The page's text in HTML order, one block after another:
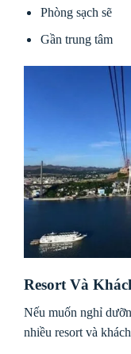
Phòng sạch sẽ
Gần trung tâm
Resort Và
Nếu muốn nghỉ
nhiều resort và